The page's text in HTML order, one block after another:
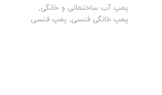
پمپ آب ساختمانی و خانگی,
پمپ خانگی فنسی, پمپ فنسی